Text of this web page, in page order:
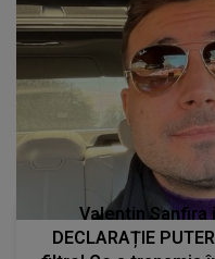
Valentin Sanfira
DECLARAȚIE